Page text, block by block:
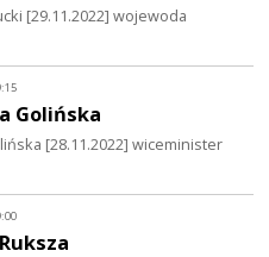
[29.11.2022] wojewoda
Golińska
[28.11.2022] wiceminister